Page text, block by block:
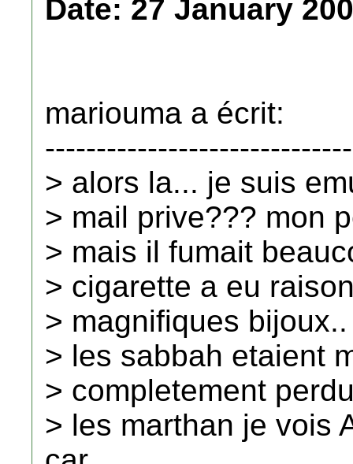
Date: 27 January
mariouma a écrit:
> alors la... je suis
> mail prive??? mon
> mais il fumait
> cigarette a eu
> magnifiques bijoux..
> les sabbah etaient
> completement
> les marthan je vois